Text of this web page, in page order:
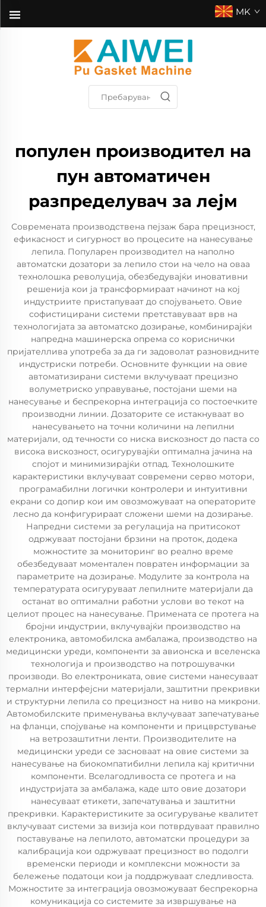
MK
популен производител на
пун автоматичен
разпределувач за лејм
Современата производствена пејзаж бара прецизност,
ефикасност и сигурност во процесите на нанесување
лепила. Популарен производител на наполно
автоматски дозатори за лепило стои на чело на оваа
технолошка револуција, обезбедувајќи иновативни
решенија кои ја трансформираат начинот на кој
индустриите пристапуваат до спојувањето. Овие
софистицирани системи претставуваат врв на
технологијата за автоматско дозирање, комбинирајќи
напредна машинерска опрема со кориснички
пријателлива употреба за да ги задоволат разновидните
индустриски потреби. Основните функции на овие
автоматизирани системи вклучуваат прецизно
волуметриско управување, постојани шеми на
нанесување и беспрекорна интеграција со постоечките
производни линии. Дозаторите се истакнуваат во
нанесувањето на точни количини на лепилни
материјали, од течности со ниска вискозност до паста со
висока вискозност, осигурувајќи оптимална јачина на
спојот и минимизирајќи отпад. Технолошките
карактеристики вклучуваат современи серво мотори,
програмабилни логички контролери и интуитивни
екрани со допир кои им овозможуваат на операторите
лесно да конфигурираат сложени шеми на дозирање.
Напредни системи за регулација на притисокот
одржуваат постојани брзини на проток, додека
можностите за мониторинг во реално време
обезбедуваат моментален повратен информации за
параметрите на дозирање. Модулите за контрола на
температурата осигуруваат лепилните материјали да
останат во оптимални работни услови во текот на
целиот процес на нанесување. Примената се протега на
бројни индустрии, вклучувајќи производство на
електроника, автомобилска амбалажа, производство на
медицински уреди, компоненти за авионска и вселенска
технологија и производство на потрошувачки
производи. Во електрониката, овие системи нанесуваат
термални интерфејсни материјали, заштитни прекривки
и структурни лепила со прецизност на ниво на микрони.
Автомобилските применувања вклучуваат запечатување
на фланци, спојување на компоненти и прицврстување
на ветрозаштитни ленти. Производителите на
медицински уреди се засноваат на овие системи за
нанесување на биокомпатибилни лепила кај критични
компоненти. Вселагодливоста се протега и на
индустријата за амбалажа, каде што овие дозатори
нанесуваат етикети, запечатувања и заштитни
прекривки. Карактеристиките за осигурување квалитет
вклучуваат системи за визија кои потврдуваат правилно
поставување на лепилото, автоматски процедури за
калибрација кои одржуваат прецизност во подолги
временски периоди и комплексни можности за
бележење податоци кои ја поддржуваат следливоста.
Можностите за интеграција овозможуваат беспрекорна
комуникација со системите за извршување на